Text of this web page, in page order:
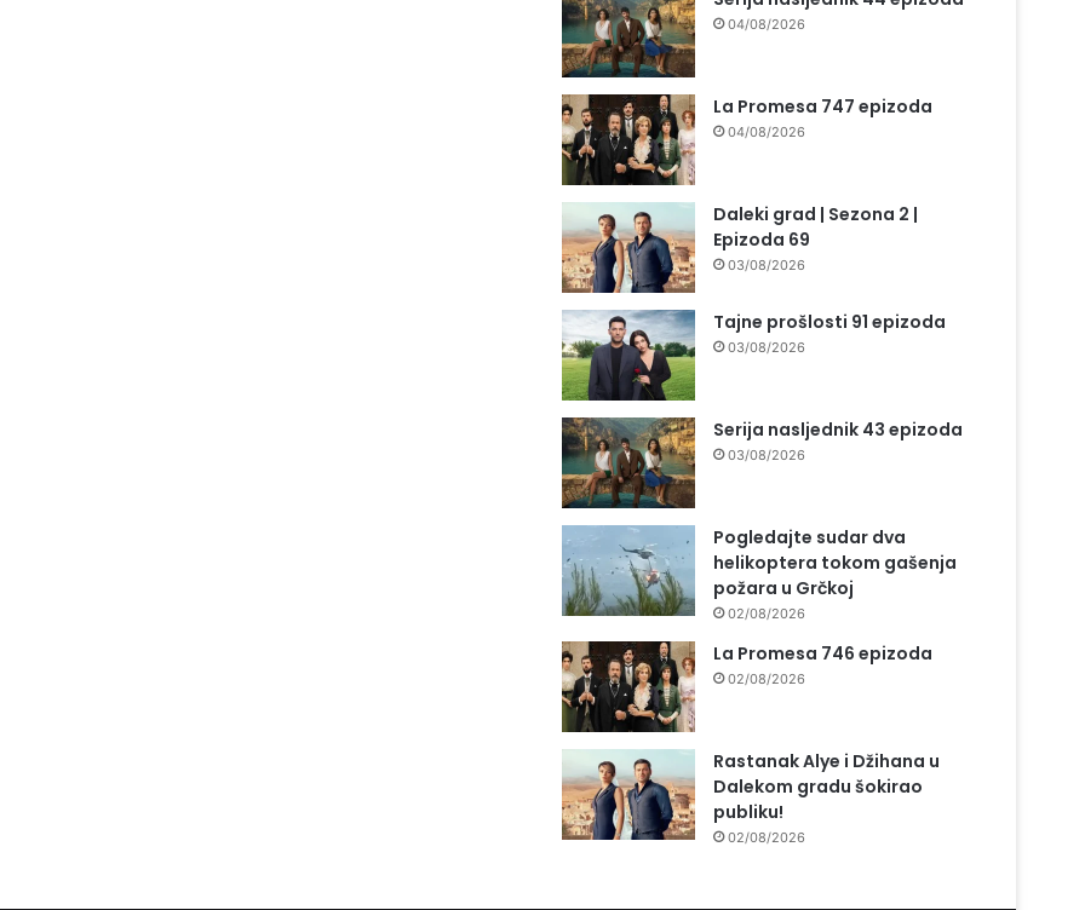
04/08/2026
La Promesa 747 epizoda
04/08/2026
Daleki grad | Sezona 2 |
Epizoda 69
03/08/2026
Tajne prošlosti 91 epizoda
03/08/2026
Serija nasljednik 43 epizoda
03/08/2026
Pogledajte sudar dva
helikoptera tokom gašenja
požara u Grčkoj
02/08/2026
La Promesa 746 epizoda
02/08/2026
Rastanak Alye i Džihana u
Dalekom gradu šokirao
publiku!
02/08/2026